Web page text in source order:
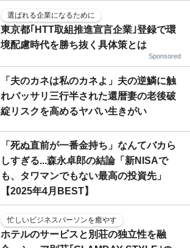
選ばれる企業になるために
東京都｢HTT取組推進宣言企業｣登録で環
境配慮時代を勝ち抜く具体策とは
Sponsored
「夫のカネは私のカネよ」夫の逆鱗に触
れバッサリ三行半された還暦妻の老後破
綻リスクを高めるヤバい生きがい
「死ぬ直前が一番金持ち」なんてバカら
しすぎる...森永卓郎の結論「新NISAで
も、タワマンでもない最高の投資先」
【2025年4月BEST】
忙しいビジネスパーソンを癒やす
ホテルのサービスと別荘の独立性を融